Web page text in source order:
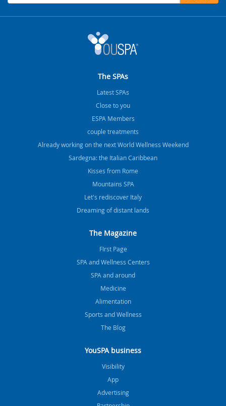
The SPAs
Latest SPAs
Close to you
ESPA Members
couple treatments
Already working on the next World Wellness Weekend
Sardegna: the Italian Caribbean
Kisses from Rome
Mountains SPA
Let's rediscover Italy
Dreaming of distant lands
The Magazine
FIrst Page
SPA and Wellness Centers
SPA and around
Medicine
Alimentation
Sports and Wellness
The Blog
YouSPA business
Visibility
App
Advertising